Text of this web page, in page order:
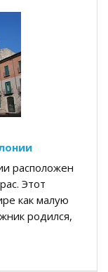
расположен
Этот
как малую
родился,